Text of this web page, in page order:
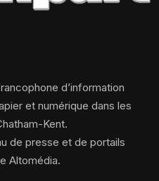
d’information
et numérique dans les
Kent.
de presse et de portails
Altomédia.